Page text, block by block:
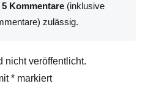
Kommentare (inklusive
zulässig.
nicht veröffentlicht.
* markiert